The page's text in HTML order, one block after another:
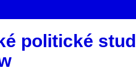
politické